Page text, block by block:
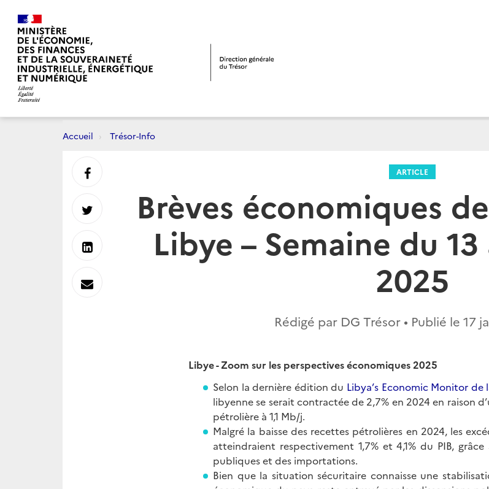
Accueil Trésor-Info
ARTICLE
Brèves économiques
Libye – Semaine du
2025
Rédigé par DG Trésor • Publié le 17
Libye - Zoom sur les perspectives économiques 2025
Selon la dernière édition du Libya’s Economic Monitor de
libyenne se serait contractée de 2,7% en 2024 en raison
pétrolière à 1,1 Mb/j.
Malgré la baisse des recettes pétrolières en 2024, les
atteindraient respectivement 1,7% et 4,1% du PIB,
publiques et des importations.
Bien que la situation sécuritaire connaisse une
Partager
sur
Partager
sur
Partager
sur
Envoyer